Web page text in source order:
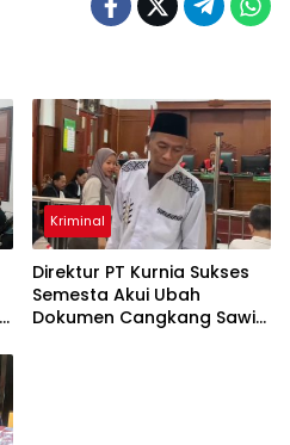
Kriminal
Direktur PT Kurnia Sukses
Semesta Akui Ubah
Dokumen Cangkang Sawit